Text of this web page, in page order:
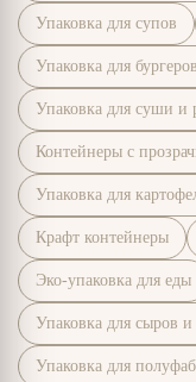
Упаковка для супов
Упаковка для
Упаковка для суши и
Контейнеры с
Упаковка для
Крафт контейнеры
Эко-упаковка для еды
Упаковка для сыров и
Упаковка для